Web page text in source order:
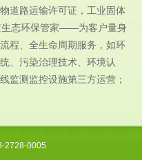
道路运输许可证，工业固体
态环保管家——为客户量身
程、全生命周期服务，如环
、污染治理技术、环境认
监测监控设施第三方运营；
2728-0005